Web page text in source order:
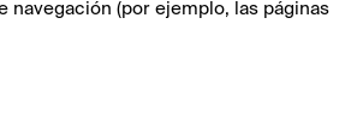
navegación (por ejemplo, las páginas